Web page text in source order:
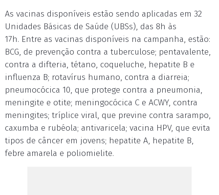
As vacinas disponíveis estão sendo aplicadas em 32
Unidades Básicas de Saúde (UBSs), das 8h às
17h. Entre as vacinas disponíveis na campanha, estão:
BCG, de prevenção contra a tuberculose; pentavalente,
contra a difteria, tétano, coqueluche, hepatite B e
influenza B; rotavírus humano, contra a diarreia;
pneumocócica 10, que protege contra a pneumonia,
meningite e otite; meningocócica C e ACWY, contra
meningites; tríplice viral, que previne contra sarampo,
caxumba e rubéola; antivaricela; vacina HPV, que evita
tipos de câncer em jovens; hepatite A, hepatite B,
febre amarela e poliomielite.